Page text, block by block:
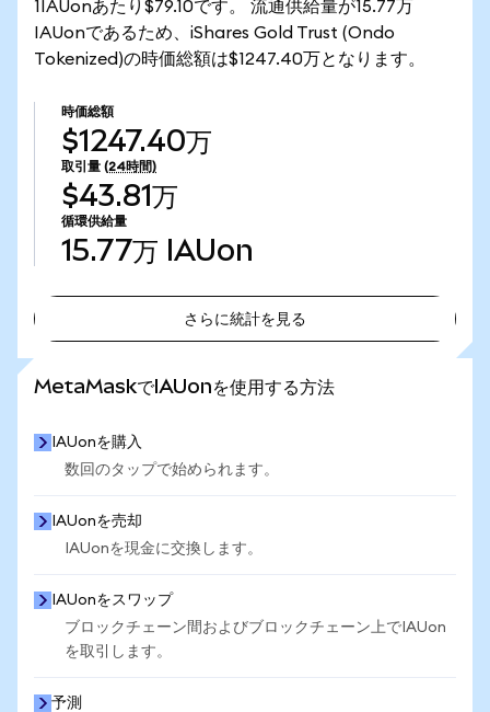
1IAUonあたり$79.10です。 流通供給量が15.77万
IAUonであるため、iShares Gold Trust (Ondo
Tokenized)の時価総額は$1247.40万となります。
時価総額
$1247.40万
取引量 (24時間)
$43.81万
循環供給量
15.77万 IAUon
さらに統計を見る
MetaMaskでIAUonを使用する方法
IAUonを購入
数回のタップで始められます。
IAUonを売却
IAUonを現金に交換します。
IAUonをスワップ
ブロックチェーン間およびブロックチェーン上でIAUon
を取引します。
予測